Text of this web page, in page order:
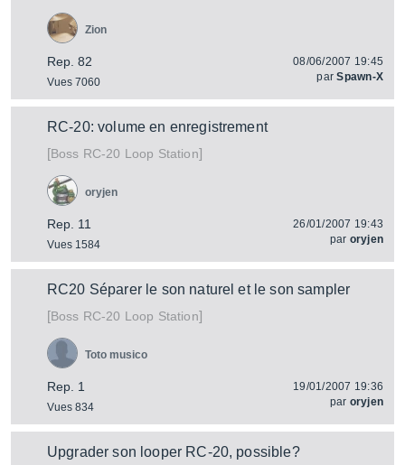
Rep. 82
Vues 7060
Zion
08/06/2007 19:45
parSpawn-X
RC-20: volume en enregistrement
[Boss RC-20 Loop Station]
Rep. 11
Vues 1584
oryjen
26/01/2007 19:43
par oryjen
RC20 Séparer le son naturel et le son sampler
[Boss RC-20 Loop Station]
Rep. 1
Vues 834
Toto musico
19/01/2007 19:36
par oryjen
Upgrader son looper RC-20, possible?